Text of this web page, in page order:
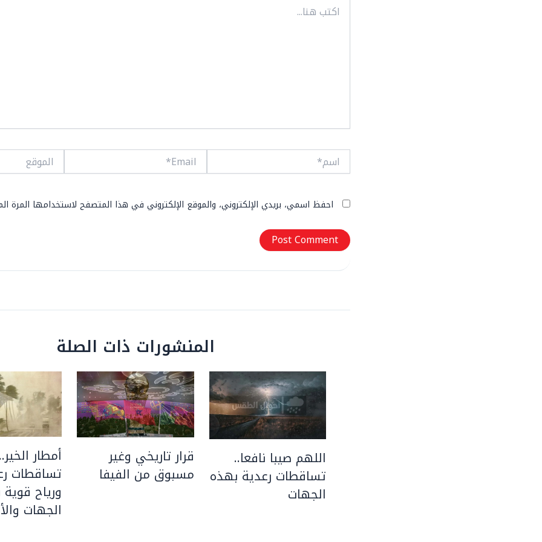
هنا...
اسم* Email* الموقع
احفظ اسمي، بريدي الإلكتروني، والموقع الإلكتروني في هذا المتصفح لاستخدامها المرة
المنشورات ذات الصلة
اللهم صيبا نافعا..
تساقطات رعدية بهذه
الجهات
قرار تاريخي وغير
مسبوق من الفيفا
أمطار الخير..
تساقطات
ورياح
الجهات